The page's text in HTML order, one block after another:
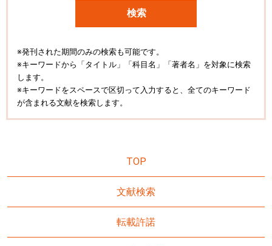
検索
※発刊された期間のみの検索も可能です。
※キーワードから「タイトル」「科目名」「著者名」を対象に検索
します。
※キーワードをスペースで区切って入力すると、全てのキーワード
が含まれる文献を検索します。
TOP
文献検索
転載許諾